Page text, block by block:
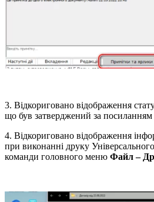
3. Відкориговано відображення
що був затверджений за посиланням
4. Відкориговано відображення
при виконанні друку
команди головного меню Файл –